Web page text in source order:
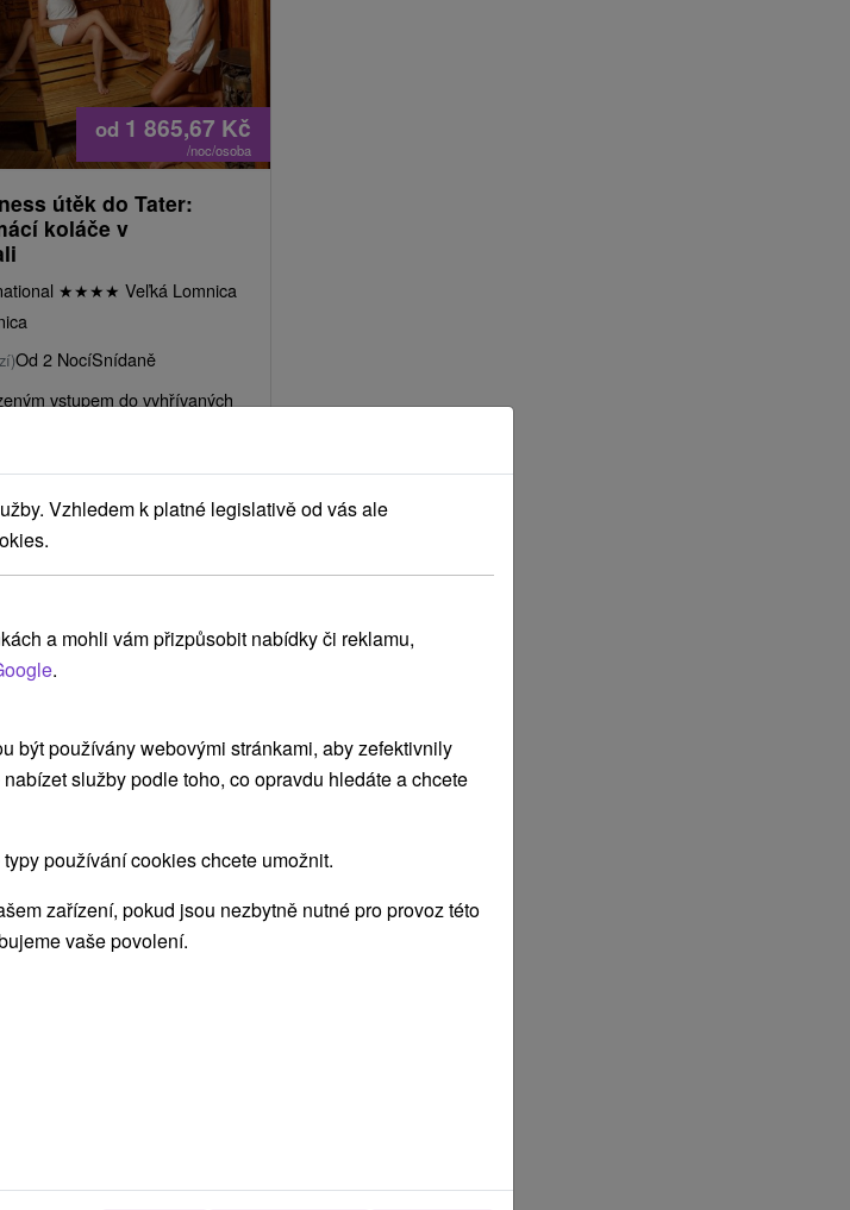
od 1 865,67 Kč
/noc/osoba
útěk do Tater:
koláče v
★★★★ Veľká Lomnica
Od 2 NocíSnídaně
vstupem do vyhřívaných
koláči z hotelové cukrárny a
Vzhledem k platné legislativě od vás ale
a mohli vám přizpůsobit nabídky či reklamu,
.
být používány webovými stránkami, aby zefektivnily
služby podle toho, co opravdu hledáte a chcete
používání cookies chcete umožnit.
zařízení, pokud jsou nezbytně nutné pro provoz této
vaše povolení.